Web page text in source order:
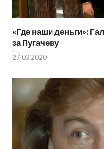
«Где наши деньги»:
за Пугачеву
27.03.2020